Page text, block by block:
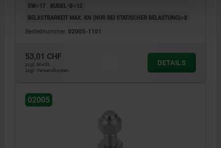
SW=17
KUGEL-Ø=12
BELASTBARKEIT MAX. KN (NUR BEI STATISCHER BELASTUNG)=8
Bestellnummer: 02005-1101
53,01 CHF
zzgl. MwSt.
zzgl. Versandkosten
DETAILS
02005